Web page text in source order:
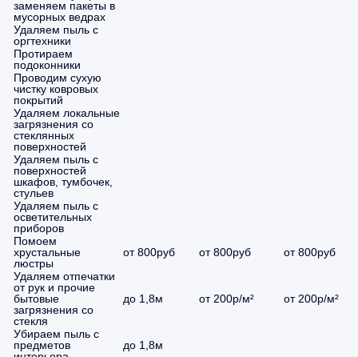
заменяем пакеты в
мусорных ведрах
Удаляем пыль с
оргтехники
Протираем
подоконники
Проводим сухую
чистку ковровых
покрытий
Удаляем локальные
загрязнения со
стеклянных
поверхностей
Удаляем пыль с
поверхностей
шкафов, тумбочек,
стульев
Удаляем пыль с
осветительных
приборов
Помоем
хрустальные
люстры
от 800руб от 800руб
от 800руб
Удаляем отпечатки
от рук и прочие
бытовые
загрязнения со
стекля
до 1,8м от 200р/м² от 200р/м²
Убираем пыль с
предметов
до 1,8м